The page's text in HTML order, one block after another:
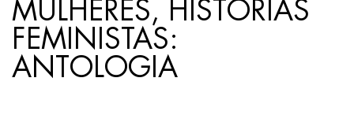
MULHERES, HISTÓRIAS
FEMINISTAS:
ANTOLOGIA